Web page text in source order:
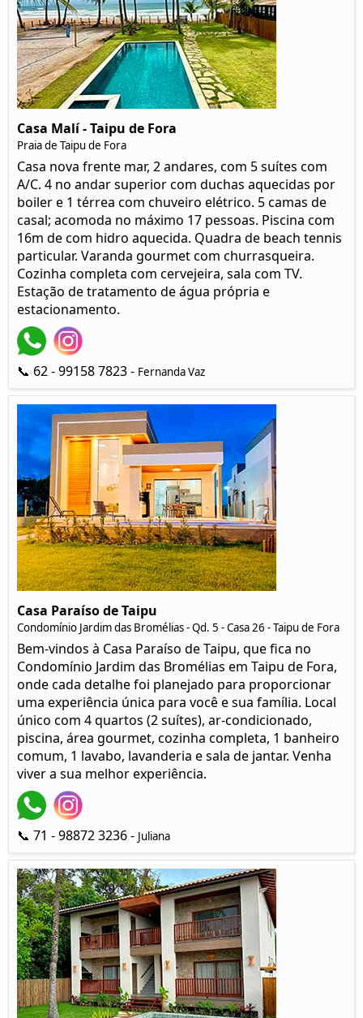
Casa Malí - Taipu de Fora
Praia de Taipu de Fora
Casa nova frente mar, 2 andares, com 5 suítes com
A/C. 4 no andar superior com duchas aquecidas por
boiler e 1 térrea com chuveiro elétrico. 5 camas de
casal; acomoda no máximo 17 pessoas. Piscina com
16m de com hidro aquecida. Quadra de beach tennis
particular. Varanda gourmet com churrasqueira.
Cozinha completa com cervejeira, sala com TV.
Estação de tratamento de água própria e
estacionamento.
📞 62 - 99158 7823 - Fernanda Vaz
Casa Paraíso de Taipu
Condomínio Jardim das Bromélias - Qd. 5 - Casa 26 - Taipu de Fora
Bem-vindos à Casa Paraíso de Taipu, que fica no
Condomínio Jardim das Bromélias em Taipu de Fora,
onde cada detalhe foi planejado para proporcionar
uma experiência única para você e sua família. Local
único com 4 quartos (2 suítes), ar-condicionado,
piscina, área gourmet, cozinha completa, 1 banheiro
comum, 1 lavabo, lavanderia e sala de jantar. Venha
viver a sua melhor experiência.
📞 71 - 98872 3236 - Juliana